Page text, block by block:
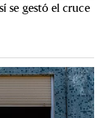
se gestó el cruce